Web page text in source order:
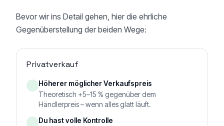
Bevor wir ins Detail gehen, hier die ehrliche
Gegenüberstellung der beiden Wege:
Privatverkauf
Höherer möglicher Verkaufspreis
Theoretisch +5–15 % gegenüber dem
Händlerpreis – wenn alles glatt läuft.
Du hast volle Kontrolle